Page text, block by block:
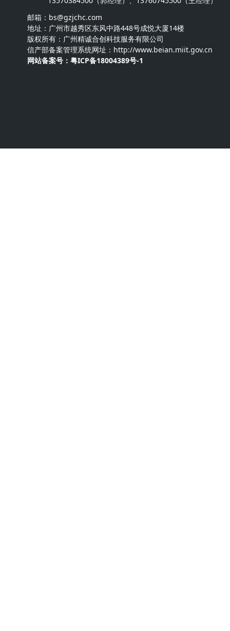
邮箱：bs@gzjchc.com
地址：广州市越秀区东风中路448号成悦大厦14楼
版权所有：广州精诚合创科技服务有限公司
信产部备案管理系统网址：http://www.beian.miit.gov.cn
网站备案号：粤ICP备18004389号-1